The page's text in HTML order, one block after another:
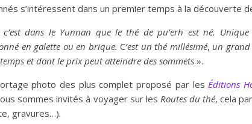
s’intéressent dans un premier temps à la découverte
c’est dans le Yunnan que le thé de pu’erh est né.
en galette ou en brique. C‘est un thé millésimé, un grand
et dont le prix peut atteindre des sommets ».
photo des plus complet proposé par lesÉditions
sommes invités à voyager sur les Routes du thé, cela
gravures…).